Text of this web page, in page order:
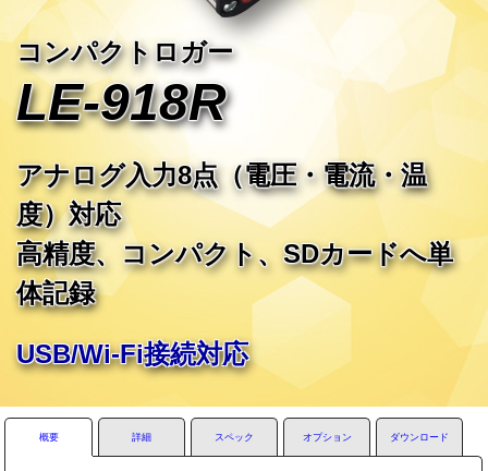
コンパクトロガー
LE-918R
アナログ入力8点（電圧・電流・温
度）対応
高精度、コンパクト、SDカードへ単
体記録
USB/Wi-Fi接続対応
概要 詳細 スペック オプション ダウンロード